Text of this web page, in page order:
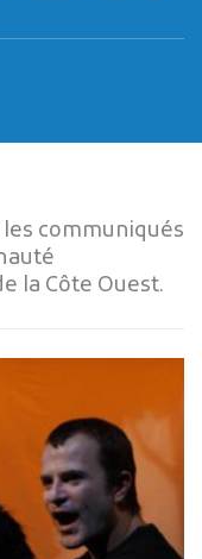
communiqués
la Côte Ouest.